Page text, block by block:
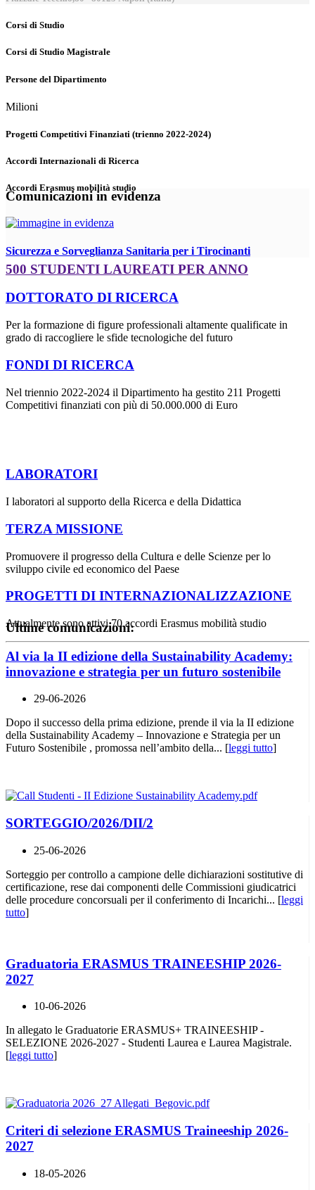
Corsi di Studio
Corsi di Studio Magistrale
Persone del Dipartimento
Milioni
Progetti Competitivi Finanziati (trienno 2022-2024)
Accordi Internazionali di Ricerca
Accordi Erasmus mobilità studio
Comunicazioni in evidenza
Sicurezza e Sorveglianza Sanitaria per i Tirocinanti
500 STUDENTI LAUREATI PER ANNO
DOTTORATO DI RICERCA
Per la formazione di figure professionali altamente qualificate in
grado di raccogliere le sfide tecnologiche del futuro
FONDI DI RICERCA
Nel triennio 2022-2024 il Dipartimento ha gestito 211 Progetti
Competitivi finanziati con più di 50.000.000 di Euro
LABORATORI
I laboratori al supporto della Ricerca e della Didattica
TERZA MISSIONE
Promuovere il progresso della Cultura e delle Scienze per lo
sviluppo civile ed economico del Paese
PROGETTI DI INTERNAZIONALIZZAZIONE
Attualmente sono attivi 70 accordi Erasmus mobilità studio
Ultime comunicazioni:
Al via la II edizione della Sustainability Academy:
innovazione e strategia per un futuro sostenibile
29-06-2026
Dopo il successo della prima edizione, prende il via la II edizione
della Sustainability Academy – Innovazione e Strategia per un
Futuro Sostenibile , promossa nell’ambito della... [leggi tutto]
SORTEGGIO/2026/DII/2
25-06-2026
Sorteggio per controllo a campione delle dichiarazioni sostitutive di
certificazione, rese dai componenti delle Commissioni giudicatrici
delle procedure concorsuali per il conferimento di Incarichi... [leggi
tutto]
Graduatoria ERASMUS TRAINEESHIP 2026-
2027
10-06-2026
In allegato le Graduatorie ERASMUS+ TRAINEESHIP -
SELEZIONE 2026-2027 - Studenti Laurea e Laurea Magistrale.
[leggi tutto]
Criteri di selezione ERASMUS Traineeship 2026-
2027
18-05-2026